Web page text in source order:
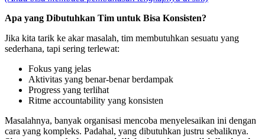
Apa yang Dibutuhkan Tim untuk Bisa Konsisten?
Jika kita tarik ke akar masalah, tim membutuhkan sesuatu yang
sederhana, tapi sering terlewat:
Fokus yang jelas
Aktivitas yang benar-benar berdampak
Progress yang terlihat
Ritme accountability yang konsisten
Masalahnya, banyak organisasi mencoba menyelesaikan ini dengan
cara yang kompleks. Padahal, yang dibutuhkan justru sebaliknya.